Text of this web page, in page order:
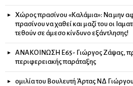
Χώρος πρασίνου «Καλάμια»: Να μην
πρασίνου να χαθεί και μαζί του οι
τεθούν σε άμεσο κίνδυνο εξάντλησης!
ΑΝΑΚΟΙΝΩΣΗ Ε65- Γιώργος Ζάψας,
περιφερειακής παράταξης
ομιλία του Βουλευτή Άρτας ΝΔ Γιώργου